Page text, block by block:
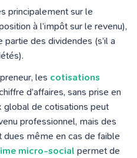
principalement sur le
à l’impôt sur le revenu),
partie des dividendes (s’il a
les cotisations
d’affaires, sans prise en
global de cotisations peut
professionnel, mais des
même en cas de faible
micro-social permet de